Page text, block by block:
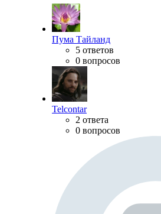
Пума Тайланд
5 ответов
0 вопросов
Telcontar
2 ответа
0 вопросов